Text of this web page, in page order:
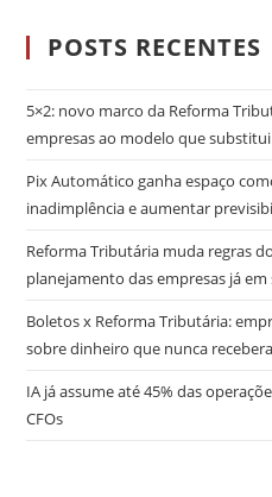
POSTS RECENTES
5×2: novo marco da Reforma
empresas ao modelo que
Pix Automático ganha espaço
inadimplência e aumentar
Reforma Tributária muda regras
planejamento das empresas já
Boletos x Reforma Tributária:
sobre dinheiro que nunca
IA já assume até 45% das
CFOs